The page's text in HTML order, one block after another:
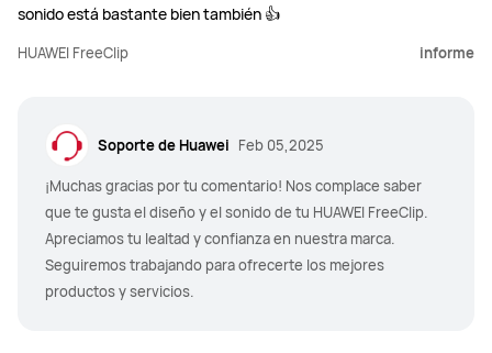
sonido está bastante bien también 👍
HUAWEI FreeClip informe
Soporte de Huawei Feb 05,2025
¡Muchas gracias por tu comentario! Nos complace saber
que te gusta el diseño y el sonido de tu HUAWEI FreeClip.
Apreciamos tu lealtad y confianza en nuestra marca.
Seguiremos trabajando para ofrecerte los mejores
productos y servicios.